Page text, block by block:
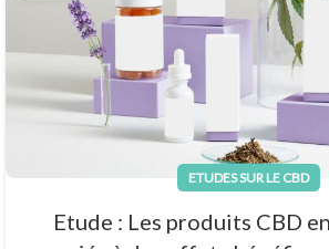
ETUDES SUR LE CBD
Etude : Les produits CBD